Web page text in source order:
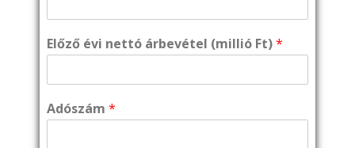
Előző évi nettó árbevétel (millió Ft)*
Adószám *